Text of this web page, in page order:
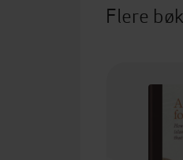
Flere